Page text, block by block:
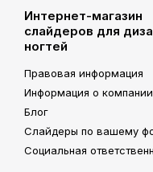
Интернет-магазин
слайдеров для
ногтей
Правовая информация
Информация о компании
Блог
Слайдеры по вашему
Социальная